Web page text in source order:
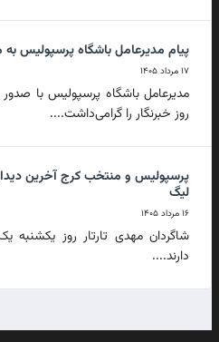
پیام مدیرعامل باشگاه پرسپولیس به
۱۷ مرداد ۱۴۰۵
مدیرعامل باشگاه پرسپولیس با صدور
روز خبرنگار را گرامی‌داشت....
پرسپولیس و منتخب کرج آخرین
لیگ
۱۶ مرداد ۱۴۰۵
شاگردان مهدی تارتار روز یکشنبه یک
دارند....